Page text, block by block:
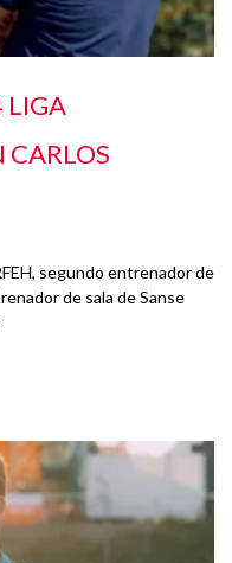
LIGA
CARLOS
segundo entrenador de
de sala de Sanse